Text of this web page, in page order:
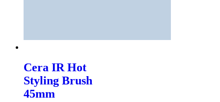
Cera IR Hot
Styling Brush
45mm